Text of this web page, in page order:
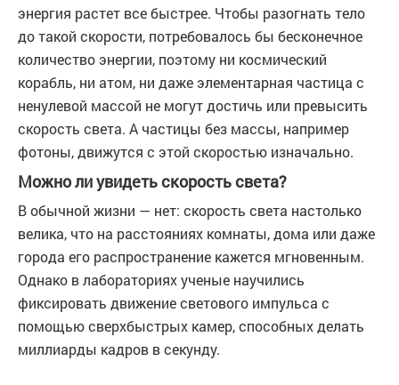
энергия растет все быстрее. Чтобы разогнать тело
до такой скорости, потребовалось бы бесконечное
количество энергии, поэтому ни космический
корабль, ни атом, ни даже элементарная частица с
ненулевой массой не могут достичь или превысить
скорость света. А частицы без массы, например
фотоны, движутся с этой скоростью изначально.
Можно ли увидеть скорость света?
В обычной жизни — нет: скорость света настолько
велика, что на расстояниях комнаты, дома или даже
города его распространение кажется мгновенным.
Однако в лабораториях ученые научились
фиксировать движение светового импульса с
помощью сверхбыстрых камер, способных делать
миллиарды кадров в секунду.